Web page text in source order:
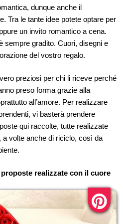
dunque anche il
Tra le tante idee potete optare per
un invito romantico a cena.
sempre gradito. Cuori, disegni e
del vostro regalo.
preziosi per chi li riceve perché
preso forma grazie alla
all’amore. Per realizzare
vi basterà prendere
qui raccolte, tutte realizzate
volte anche di riciclo, così da
realizzate con il cuore